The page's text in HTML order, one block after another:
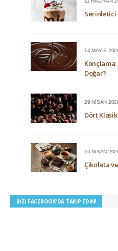
Serinletici
14 MAYIS
Doğar?
29 NISAN
Dört
16 NISAN
Çikolata
BIZI FACEBOOK’DA TAKIP EDIN!